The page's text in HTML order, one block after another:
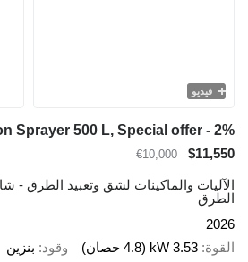
فيديو
$11,550
€10,000
الآليات والماكينات لشق وتعبيد الطرق -
الطرق
2026
القوة 3.53 kW (4.8 حصان) وقود بنزين